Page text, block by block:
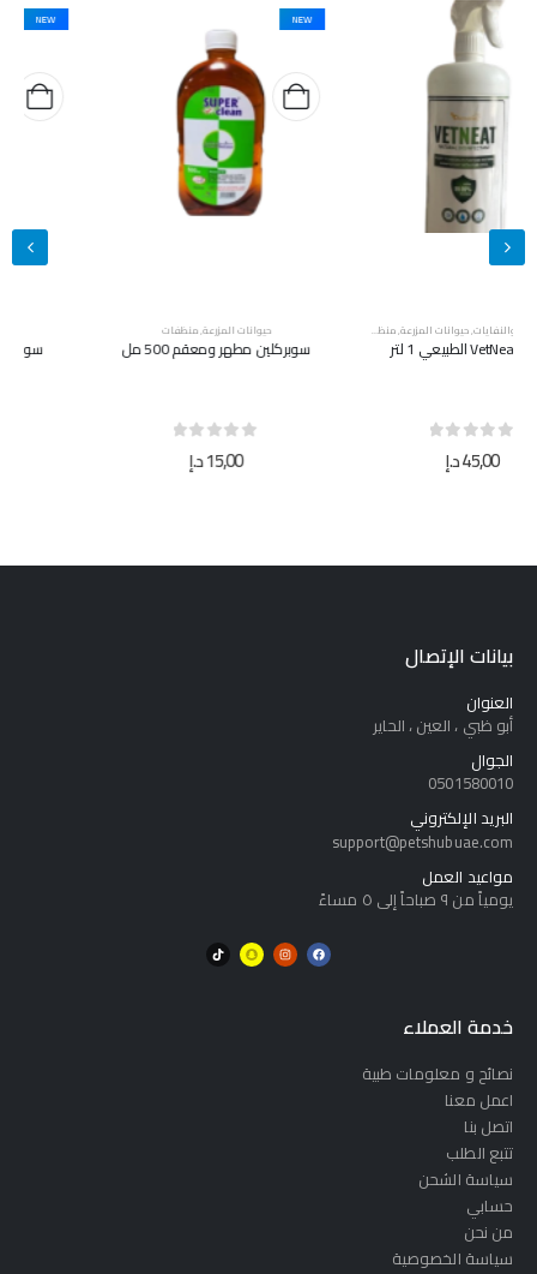
NEW
حيوانات المزرعة,منظفات
سوبركلين مطهر ومعقم 500 مل
حيوانات المزرعة
سوبركلين مطهر ومعقم 5 لتر
بيانات الإتصال
العنوان
أبو ظبي ، العين ، الحاير
الجوال
0501580010
البريد الإلكتروني
support@petshubuae.com
مواعيد العمل
يومياً من ٩ صباحاً إلى ٥ مساءً
خدمة العملاء
نصائح و معلومات طبية
اعمل معنا
اتصل بنا
تتبع الطلب
سياسة الشحن
حسابي
من نحن
سياسة الخصوصية